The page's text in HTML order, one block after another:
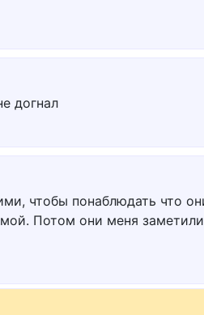
догнал
чтобы понаблюдать что
Потом они меня